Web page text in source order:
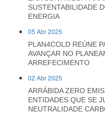
SUSTENTABILIDADE
ENERGIA
05 Abr 2025
PLAN4COLD REÚNE
AVANÇAR NO
ARREFECIMENTO
02 Abr 2025
ARRÁBIDA ZERO
ENTIDADES QUE SE
NEUTRALIDADE